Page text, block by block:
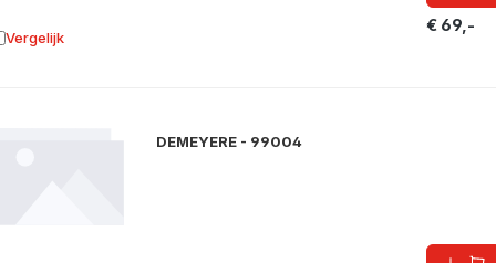
€ 69,-
Vergelijk aan vergelijking
DEMEYERE - 99004